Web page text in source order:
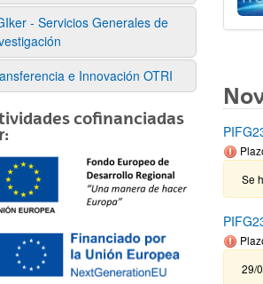
- Servicios Generales de
e Innovación OTRI
cofinanciadas
Se
29/